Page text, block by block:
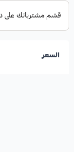
السعر